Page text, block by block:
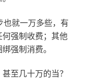
就一万多些，有
强制收费；其他
强制消费。
至几十万的当？